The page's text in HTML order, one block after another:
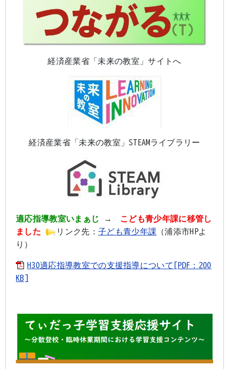
経済産業省「未来の教室」サイトへ
経済産業省「未来の教室」STEAMライブラリー
適応指導教室いまぁじ → こども青少年課に移管し
ました
リンク先： 子ども青少年課 （浦添市HPよ
り）
H30適応指導教室での支援指導について[PDF：200
KB]